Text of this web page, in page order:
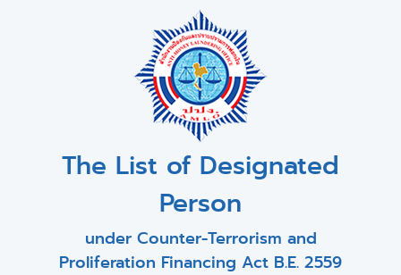
The List of Designated
Person
under Counter-Terrorism and
Proliferation Financing Act B.E. 2559